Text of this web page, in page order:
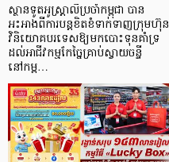
ស្ថានទូតអូស្ត្រាលីប្រចាំកម្ពុជា បាន
អះអាងពីការបន្តខិតខំទាក់ទាញក្រុមហ៊ុន
វិនិយោគបរទេសឱ្យមកបោះទុនគាំទ្រ
ដល់អាជីវកម្មកែច្នៃគ្រាប់ស្វាយចន្ទី
នៅកម្ព…